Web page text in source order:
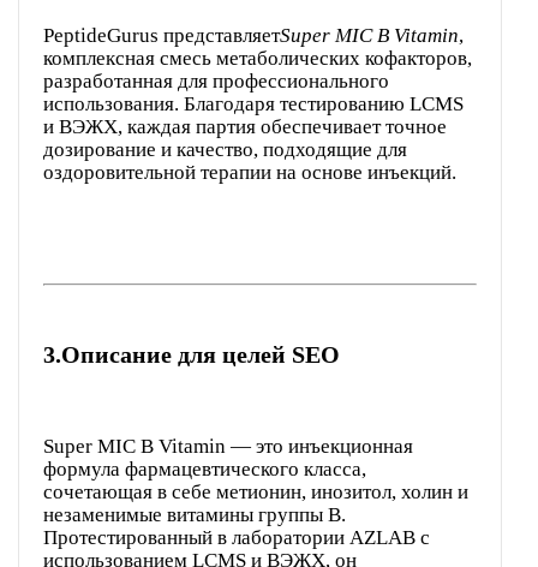
PeptideGurus представляетSuper MIC B Vitamin,
комплексная смесь метаболических кофакторов,
разработанная для профессионального
использования. Благодаря тестированию LCMS
и ВЭЖХ, каждая партия обеспечивает точное
дозирование и качество, подходящие для
оздоровительной терапии на основе инъекций.
3.Описание для целей SEO
Super MIC B Vitamin — это инъекционная
формула фармацевтического класса,
сочетающая в себе метионин, инозитол, холин и
незаменимые витамины группы В.
Протестированный в лаборатории AZLAB с
использованием LCMS и ВЭЖХ, он